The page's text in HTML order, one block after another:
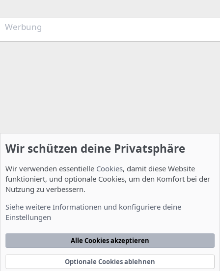
Werbung
Nutzungsbedingungen Datenschutzerklärung
Startseite
Community platform by XenForo® © 2010-2022 XenForo Ltd.
Wir schützen deine Privatsphäre
Wir verwenden essentielle Cookies, damit diese Website
funktioniert, und optionale Cookies, um den Komfort bei der
Nutzung zu verbessern.
Siehe weitere Informationen und konfiguriere deine
Einstellungen
Alle Cookies akzeptieren
Optionale Cookies ablehnen